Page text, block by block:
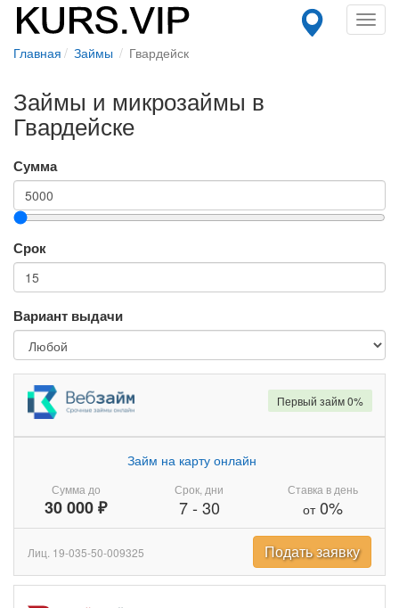
Главная Займы Гвардейск
Займы и микрозаймы в
Гвардейске
Сумма
Срок
Вариант выдачи
Сумма до
30 000 ₽
Займ на карту онлайн
Срок, дни
7- 30
Ставка в день
от0%
Первый займ 0%
Лиц. 19-035-50-009325 Подать заявку